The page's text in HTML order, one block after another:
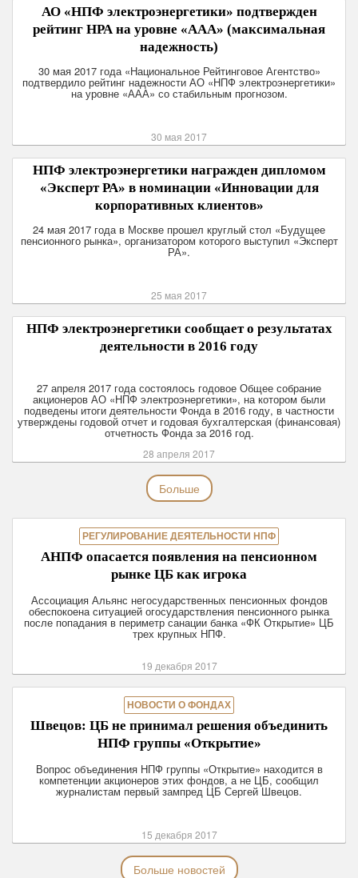
АО «НПФ электроэнергетики» подтвержден
рейтинг НРА на уровне «ААА» (максимальная
надежность)
30 мая 2017 года «Национальное Рейтинговое Агентство»
подтвердило рейтинг надежности АО «НПФ электроэнергетики»
на уровне «ААА» со стабильным прогнозом.
30 мая 2017
НПФ электроэнергетики награжден дипломом
«Эксперт РА» в номинации «Инновации для
корпоративных клиентов»
24 мая 2017 года в Москве прошел круглый стол «Будущее
пенсионного рынка», организатором которого выступил «Эксперт
РА».
25 мая 2017
НПФ электроэнергетики сообщает о результатах
деятельности в 2016 году
27 апреля 2017 года состоялось годовое Общее собрание
акционеров АО «НПФ электроэнергетики», на котором были
подведены итоги деятельности Фонда в 2016 году, в частности
утверждены годовой отчет и годовая бухгалтерская (финансовая)
отчетность Фонда за 2016 год.
28 апреля 2017
Больше
РЕГУЛИРОВАНИЕ ДЕЯТЕЛЬНОСТИ НПФ
АНПФ опасается появления на пенсионном
рынке ЦБ как игрока
Ассоциация Альянс негосударственных пенсионных фондов
обеспокоена ситуацией огосударствления пенсионного рынка
после попадания в периметр санации банка «ФК Открытие» ЦБ
трех крупных НПФ.
19 декабря 2017
НОВОСТИ О ФОНДАХ
Швецов: ЦБ не принимал решения объединить
НПФ группы «Открытие»
Вопрос объединения НПФ группы «Открытие» находится в
компетенции акционеров этих фондов, а не ЦБ, сообщил
журналистам первый зампред ЦБ Сергей Швецов.
15 декабря 2017
Больше новостей